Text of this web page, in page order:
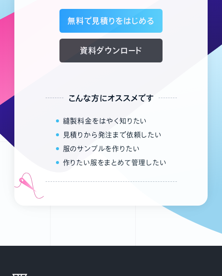
無料で見積りをはじめる
資料ダウンロード
こんな方にオススメです
縫製料金をはやく知りたい
見積りから発注まで依頼したい
服のサンプルを作りたい
作りたい服をまとめて管理したい